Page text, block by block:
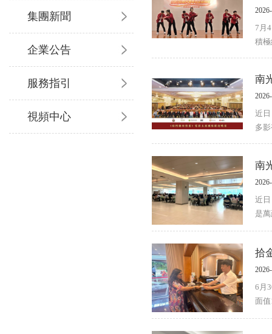
集團新聞
企業公告
服務指引
視頻中心
7月
積
南
近
多
南
近
是
拾
6月
面